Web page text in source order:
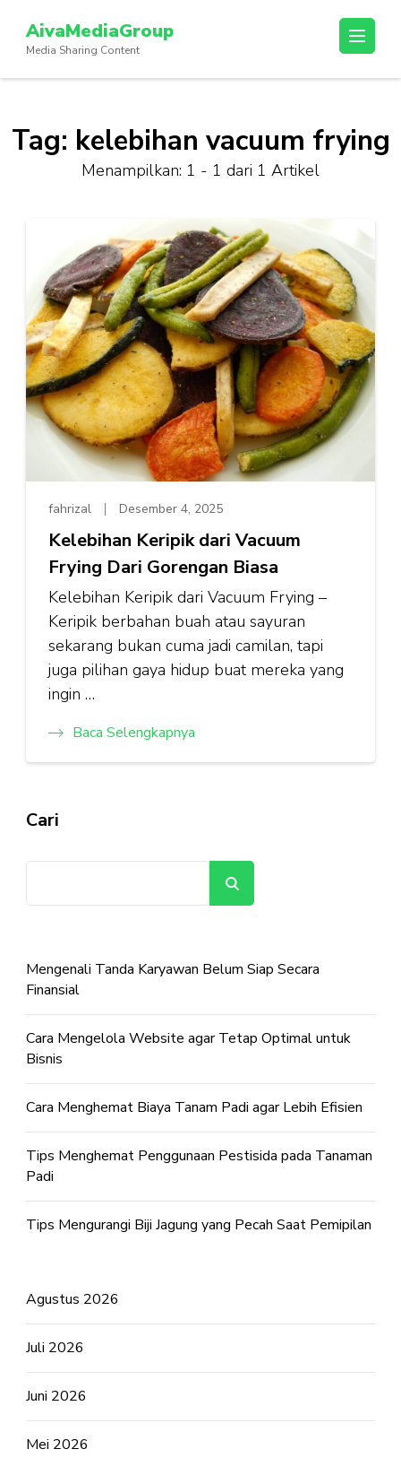
konten
(Tekan
AivaMediaGroup
Media Sharing Content
Tag: kelebihan vacuum frying
Menampilkan: 1 - 1 dari 1 Artikel
fahrizal Desember 4, 2025
Kelebihan Keripik dari Vacuum
Frying Dari Gorengan Biasa
Kelebihan Keripik dari Vacuum Frying –
Keripik berbahan buah atau sayuran
sekarang bukan cuma jadi camilan, tapi
juga pilihan gaya hidup buat mereka yang
ingin …
Baca Selengkapnya
Cari
Mengenali Tanda Karyawan Belum Siap Secara
Finansial
Cara Mengelola Website agar Tetap Optimal untuk
Bisnis
Cara Menghemat Biaya Tanam Padi agar Lebih Efisien
Tips Menghemat Penggunaan Pestisida pada Tanaman
Padi
Tips Mengurangi Biji Jagung yang Pecah Saat Pemipilan
Agustus 2026
Juli 2026
Juni 2026
Mei 2026